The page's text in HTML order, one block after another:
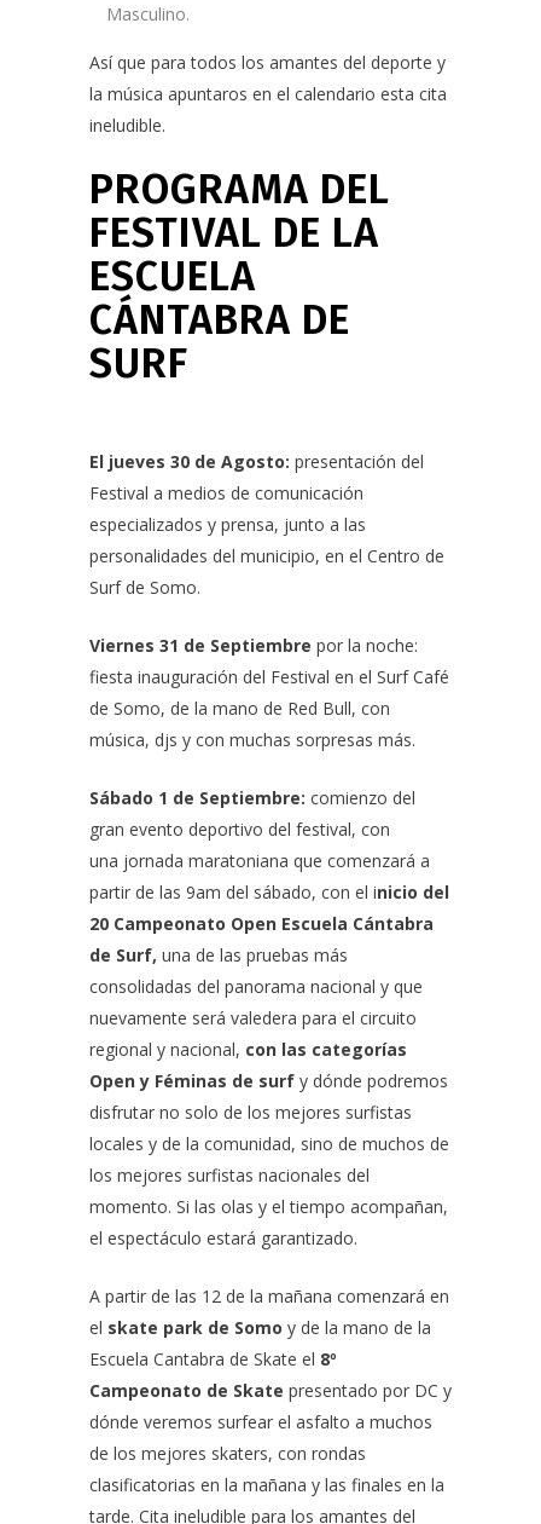
Masculino.
Así que para todos los amantes del deporte y
la música apuntaros en el calendario esta cita
ineludible.
PROGRAMA DEL
FESTIVAL DE LA
ESCUELA
CÁNTABRA DE
SURF
El jueves 30 de Agosto: presentación del
Festival a medios de comunicación
especializados y prensa, junto a las
personalidades del municipio, en el Centro de
Surf de Somo.
Viernes 31 de Septiembre por la noche:
fiesta inauguración del Festival en el Surf Café
de Somo, de la mano de Red Bull, con
música, djs y con muchas sorpresas más.
Sábado 1 de Septiembre: comienzo del
gran evento deportivo del festival, con
una jornada maratoniana que comenzará a
partir de las 9am del sábado, con el inicio del
20 Campeonato Open Escuela Cántabra
de Surf, una de las pruebas más
consolidadas del panorama nacional y que
nuevamente será valedera para el circuito
regional y nacional, con las categorías
Open y Féminas de surf y dónde podremos
disfrutar no solo de los mejores surfistas
locales y de la comunidad, sino de muchos de
los mejores surfistas nacionales del
momento. Si las olas y el tiempo acompañan,
el espectáculo estará garantizado.
A partir de las 12 de la mañana comenzará en
el skate park de Somo y de la mano de la
Escuela Cantabra de Skate el 8º
Campeonato de Skate presentado por DC y
dónde veremos surfear el asfalto a muchos
de los mejores skaters, con rondas
clasificatorias en la mañana y las finales en la
tarde. Cita ineludible para los amantes del